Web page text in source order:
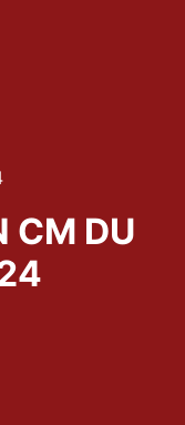
CM DU